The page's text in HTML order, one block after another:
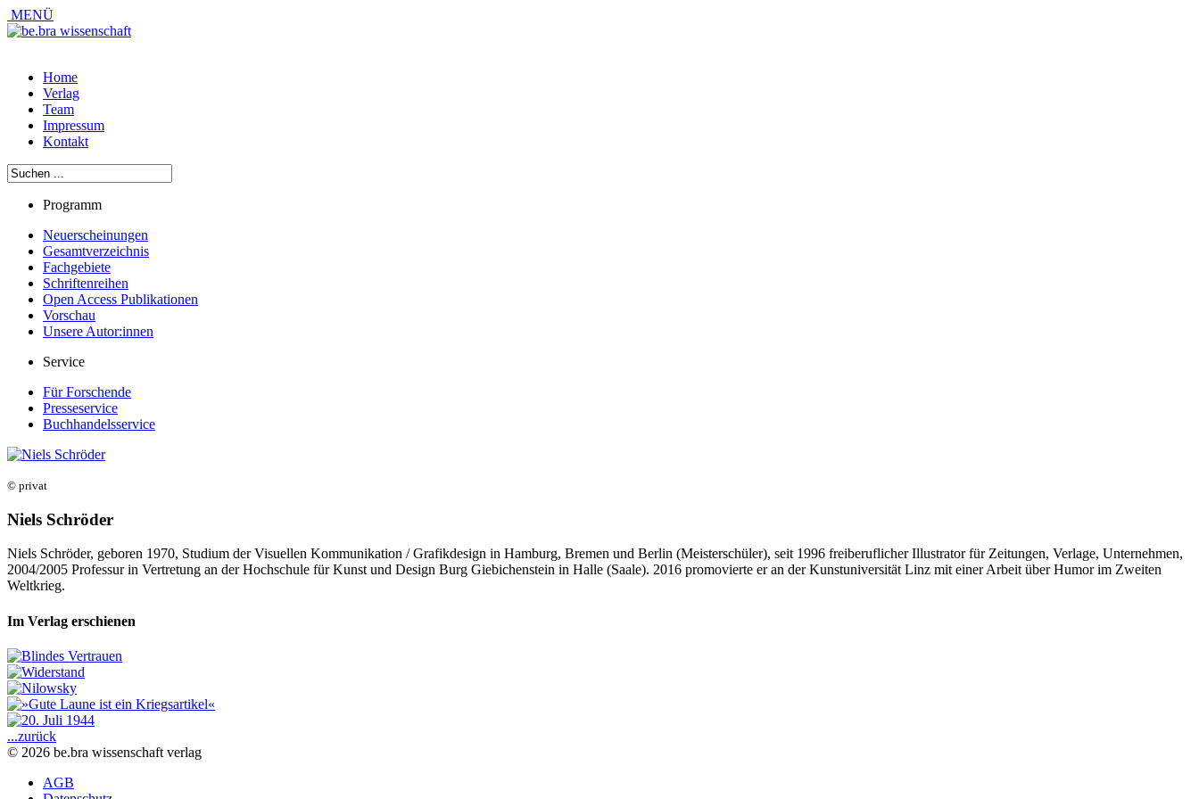
MENÜ
Home
Verlag
Team
Impressum
Kontakt
Programm
Neuerscheinungen
Gesamtverzeichnis
Fachgebiete
Schriftenreihen
Open Access Publikationen
Vorschau
Unsere Autor:innen
Service
Für Forschende
Presseservice
Buchhandelsservice
© privat
Niels Schröder
Niels Schröder, geboren 1970, Studium der Visuellen Kommunikation / Grafikdesign in Hamburg, Bremen und Berlin (Meisterschüler), seit 1996 freiberuflicher Illustrator für Zeitungen, Verlage, Unternehmen,
2004/2005 Professur in Vertretung an der Hochschule für Kunst und Design Burg Giebichenstein in Halle (Saale). 2016 promovierte er an der Kunstuniversität Linz mit einer Arbeit über Humor im Zweiten
Weltkrieg.
Im Verlag erschienen
...zurück
© 2026 be.bra wissenschaft verlag
AGB